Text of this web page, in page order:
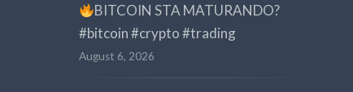
BITCOIN STA MATURANDO?
#bitcoin #crypto #trading
August 6, 2026